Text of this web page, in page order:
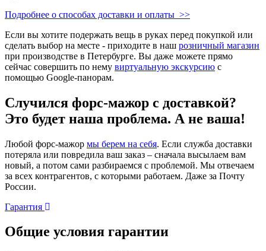
Подробнее о способах доставки и оплаты >>
Если вы хотите подержать вещь в руках перед покупкой или
сделать выбор на месте - приходите в наш розничный магазин
при производстве в Петербурге. Вы даже можете прямо
сейчас совершить по нему виртуальную экскурсию с
помощью Google-панорам.
Случился форс-мажор c доставкой?
Это будет наша проблема. А не ваша!
Любой форс-мажор мы берем на себя. Если служба доставки
потеряла или повредила ваш заказ – сначала высылаем вам
новый, а потом сами разбираемся с проблемой. Мы отвечаем
за всех контрагентов, с которыми работаем. Даже за Почту
России.
Гарантия
Общие условия гарантии